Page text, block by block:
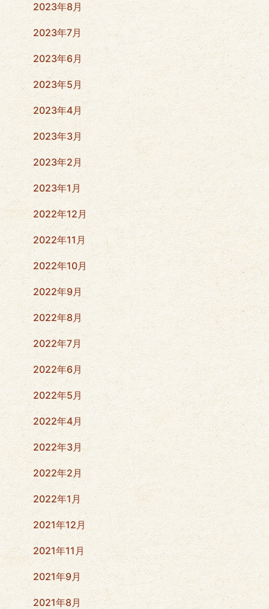
2023年8月
2023年7月
2023年6月
2023年5月
2023年4月
2023年3月
2023年2月
2023年1月
2022年12月
2022年11月
2022年10月
2022年9月
2022年8月
2022年7月
2022年6月
2022年5月
2022年4月
2022年3月
2022年2月
2022年1月
2021年12月
2021年11月
2021年9月
2021年8月